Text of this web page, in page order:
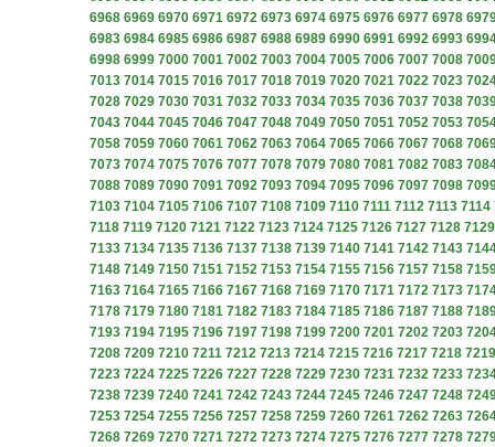
6968 6969 6970 6971 6972 6973 6974 6975 6976 6977 6978
6983 6984 6985 6986 6987 6988 6989 6990 6991 6992 6993
6998 6999 7000 7001 7002 7003 7004 7005 7006 7007 7008
7013 7014 7015 7016 7017 7018 7019 7020 7021 7022 7023
7028 7029 7030 7031 7032 7033 7034 7035 7036 7037 7038
7043 7044 7045 7046 7047 7048 7049 7050 7051 7052 7053
7058 7059 7060 7061 7062 7063 7064 7065 7066 7067 7068
7073 7074 7075 7076 7077 7078 7079 7080 7081 7082 7083
7088 7089 7090 7091 7092 7093 7094 7095 7096 7097 7098
7103 7104 7105 7106 7107 7108 7109 7110 7111 7112 7113 7114
7118 7119 7120 7121 7122 7123 7124 7125 7126 7127 7128 7129
7133 7134 7135 7136 7137 7138 7139 7140 7141 7142 7143
7148 7149 7150 7151 7152 7153 7154 7155 7156 7157 7158
7163 7164 7165 7166 7167 7168 7169 7170 7171 7172 7173
7178 7179 7180 7181 7182 7183 7184 7185 7186 7187 7188
7193 7194 7195 7196 7197 7198 7199 7200 7201 7202 7203
7208 7209 7210 7211 7212 7213 7214 7215 7216 7217 7218 7219
7223 7224 7225 7226 7227 7228 7229 7230 7231 7232 7233
7238 7239 7240 7241 7242 7243 7244 7245 7246 7247 7248
7253 7254 7255 7256 7257 7258 7259 7260 7261 7262 7263
7268 7269 7270 7271 7272 7273 7274 7275 7276 7277 7278